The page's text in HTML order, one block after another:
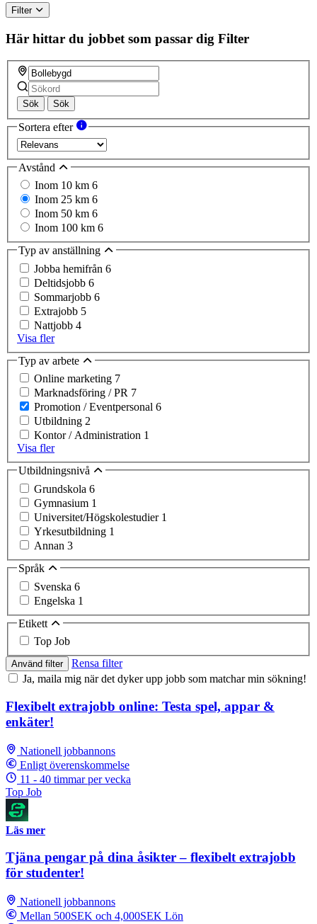
ignore
this
field
Filter
Här hittar du jobbet som passar dig Filter
Sök Sök
Sortera efter
Avstånd
Inom 10 km 6
Inom 25 km 6
Inom 50 km 6
Inom 100 km 6
Typ av anställning
Jobba hemifrån 6
Deltidsjobb 6
Sommarjobb 6
Extrajobb 5
Nattjobb 4
Visa fler
Typ av arbete
Online marketing 7
Marknadsföring / PR 7
Promotion / Eventpersonal 6
Utbildning 2
Kontor / Administration 1
Visa fler
Utbildningsnivå
Grundskola 6
Gymnasium 1
Universitet/Högskolestudier 1
Yrkesutbildning 1
Annan 3
Språk
Svenska 6
Engelska 1
Etikett
Top Job
Använd filter
Rensa filter
Ja, maila mig när det dyker upp jobb som matchar min sökning!
Flexibelt extrajobb online: Testa spel, appar &
enkäter!
Nationell jobbannons
Enligt överenskommelse
11 - 40 timmar per vecka
Top Job
Läs mer
Tjäna pengar på dina åsikter – flexibelt extrajobb
för studenter!
Nationell jobbannons
Mellan 500SEK och 4,000SEK Lön